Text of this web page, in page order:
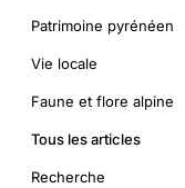
Patrimoine pyrénéen
Vie locale
Faune et flore alpine
Tous les articles
Recherche